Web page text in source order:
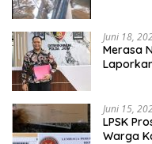
Juni 18,
Merasa
Juni 15,
LPSK
Warga